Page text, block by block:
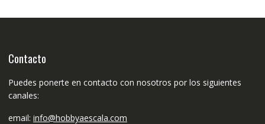
Contacto
Puedes ponerte en contacto con nosotros por los siguientes
canales:
email: info@hobbyaescala.com